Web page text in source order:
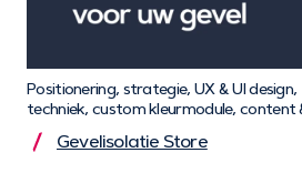
Positionering, strategie, UX & UI design,
techniek, custom kleurmodule, content
Gevelisolatie Store